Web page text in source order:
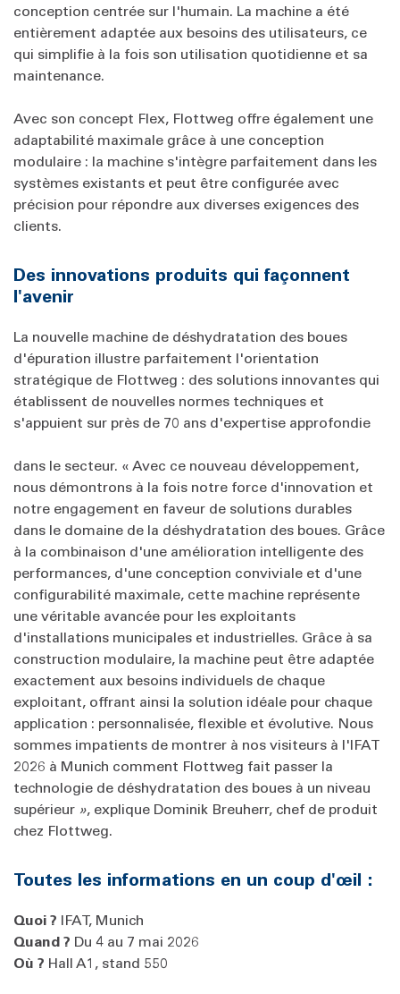
conception centrée sur l'humain. La machine a été
entièrement adaptée aux besoins des utilisateurs, ce
qui simplifie à la fois son utilisation quotidienne et sa
maintenance.
Avec son concept Flex, Flottweg offre également une
adaptabilité maximale grâce à une conception
modulaire : la machine s'intègre parfaitement dans les
systèmes existants et peut être configurée avec
précision pour répondre aux diverses exigences des
clients.
Des innovations produits qui façonnent
l'avenir
La nouvelle machine de déshydratation des boues
d'épuration illustre parfaitement l'orientation
stratégique de Flottweg : des solutions innovantes qui
établissent de nouvelles normes techniques et
s'appuient sur près de 70 ans d'expertise approfondie
dans le secteur. « Avec ce nouveau développement,
nous démontrons à la fois notre force d'innovation et
notre engagement en faveur de solutions durables
dans le domaine de la déshydratation des boues. Grâce
à la combinaison d'une amélioration intelligente des
performances, d'une conception conviviale et d'une
configurabilité maximale, cette machine représente
une véritable avancée pour les exploitants
d'installations municipales et industrielles. Grâce à sa
construction modulaire, la machine peut être adaptée
exactement aux besoins individuels de chaque
exploitant, offrant ainsi la solution idéale pour chaque
application : personnalisée, flexible et évolutive. Nous
sommes impatients de montrer à nos visiteurs à l'IFAT
2026 à Munich comment Flottweg fait passer la
technologie de déshydratation des boues à un niveau
supérieur », explique Dominik Breuherr, chef de produit
chez Flottweg.
Toutes les informations en un coup d'œil :
Quoi ? IFAT, Munich
Quand ? Du 4 au 7 mai 2026
Où ? Hall A1, stand 550